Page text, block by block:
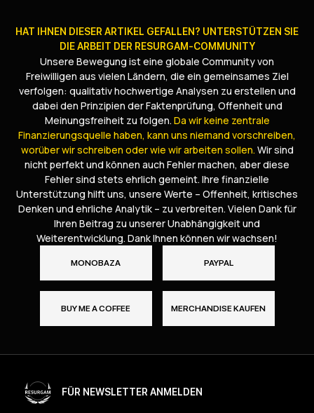
HAT IHNEN DIESER ARTIKEL GEFALLEN? UNTERSTÜTZEN SIE
DIE ARBEIT DER RESURGAM-COMMUNITY
Unsere Bewegung ist eine globale Community von
Freiwilligen aus vielen Ländern, die ein gemeinsames Ziel
verfolgen: qualitativ hochwertige Analysen zu erstellen und
dabei den Prinzipien der Faktenprüfung, Offenheit und
Meinungsfreiheit zu folgen. Da wir keine zentrale
Finanzierungsquelle haben, kann uns niemand vorschreiben,
worüber wir schreiben oder wie wir arbeiten sollen. Wir sind
nicht perfekt und können auch Fehler machen, aber diese
Fehler sind stets ehrlich gemeint. Ihre finanzielle
Unterstützung hilft uns, unsere Werte – Offenheit, kritisches
Denken und ehrliche Analytik – zu verbreiten. Vielen Dank für
Ihren Beitrag zu unserer Unabhängigkeit und
Weiterentwicklung. Dank Ihnen können wir wachsen!
MONOBAZA PAYPAL
BUY ME A COFFEE MERCHANDISE KAUFEN
FÜR NEWSLETTER ANMELDEN